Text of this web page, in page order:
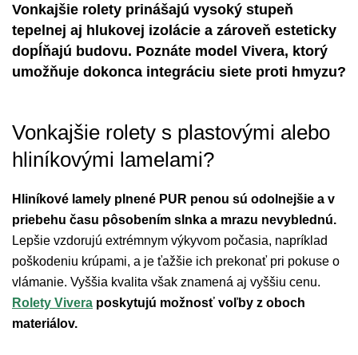
Vonkajšie rolety prinášajú vysoký stupeň
tepelnej aj hlukovej izolácie a zároveň esteticky
dopĺňajú budovu. Poznáte model Vivera, ktorý
umožňuje dokonca integráciu siete proti hmyzu?
Vonkajšie rolety s plastovými alebo
hliníkovými lamelami?
Hliníkové lamely plnené PUR penou sú odolnejšie a v
priebehu času pôsobením slnka a mrazu nevyblednú.
Lepšie vzdorujú extrémnym výkyvom počasia, napríklad
poškodeniu krúpami, a je ťažšie ich prekonať pri pokuse o
vlámanie. Vyššia kvalita však znamená aj vyššiu cenu.
Rolety Vivera poskytujú možnosť voľby z oboch
materiálov.